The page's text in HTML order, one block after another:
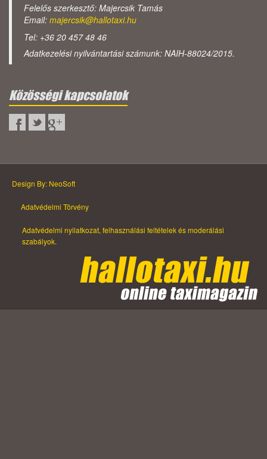
Felelős szerkesztő: Majercsik Tamás
Email: majercsik@hallotaxi.hu
Tel: +36 20 457 48 46
Adatkezelési nyilvántartási számunk: NAIH-88024/2015.
Közösségi kapcsolatok
Design By: NeoSoft
Adatvédelmi Törvény
Adatvédelmi nyilatkozat, felhasználási feltételek és moderálási
szabályok.